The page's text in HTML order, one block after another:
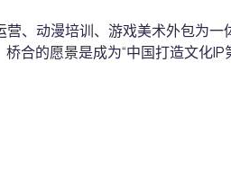
、动漫培训、游戏美术外包为
合的愿景是成为“中国打造文化